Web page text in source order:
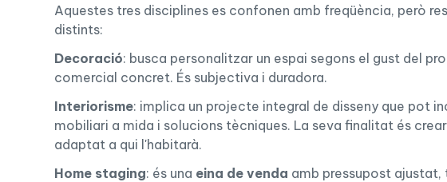
Aquestes tres disciplines es confonen amb freqüència, però
distints:
Decoració: busca personalitzar un espai segons el gust del
comercial concret. És subjectiva i duradora.
Interiorisme: implica un projecte integral de disseny que pot
mobiliari a mida i solucions tècniques. La seva finalitat és
adaptat a qui l'habitarà.
Home staging: és una eina de venda amb pressupost